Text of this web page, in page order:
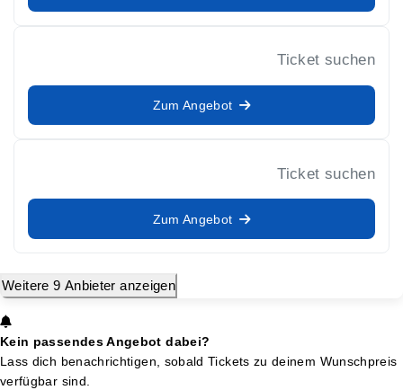
Ticket suchen
Zum Angebot
Ticket suchen
Zum Angebot
Weitere 9 Anbieter anzeigen
Kein passendes Angebot dabei?
Lass dich benachrichtigen, sobald Tickets zu deinem Wunschpreis
verfügbar sind.